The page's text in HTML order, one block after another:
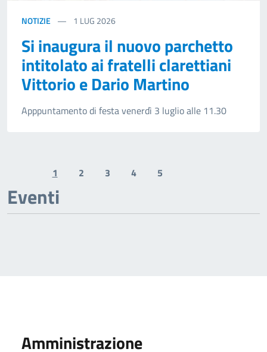
NOTIZIE 1 LUG 2026
Si inaugura il nuovo parchetto
intitolato ai fratelli clarettiani
Vittorio e Dario Martino
Apppuntamento di festa venerdì 3 luglio alle 11.30
Previous page
1 2 3 4 5
Eventi
Amministrazione